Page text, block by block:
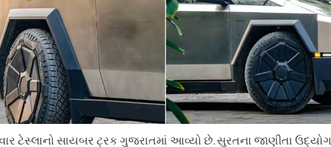
ટેસ્લાનો સાયબર ટ્રક ગુજરાતમાં આવ્યો છે. સુરતના જાણીતા